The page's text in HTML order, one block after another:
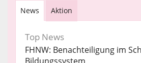
News Aktion
Top News
FHNW: Benachteiligung im